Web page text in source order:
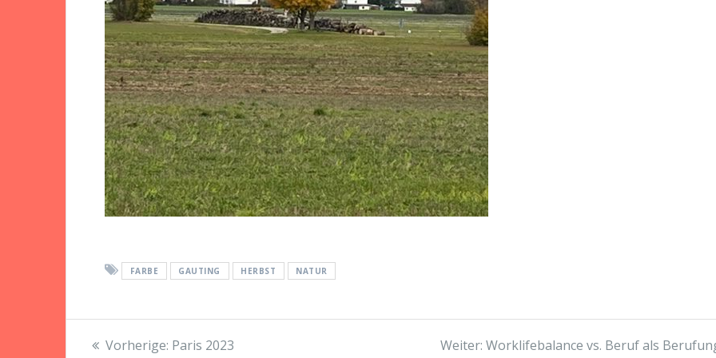
FARBE GAUTING HERBST NATUR
Beitragsnavigation
Vorherige: Vorheriger
Paris 2023 Weiter: Nächster
Worklifebalance vs. Beruf als